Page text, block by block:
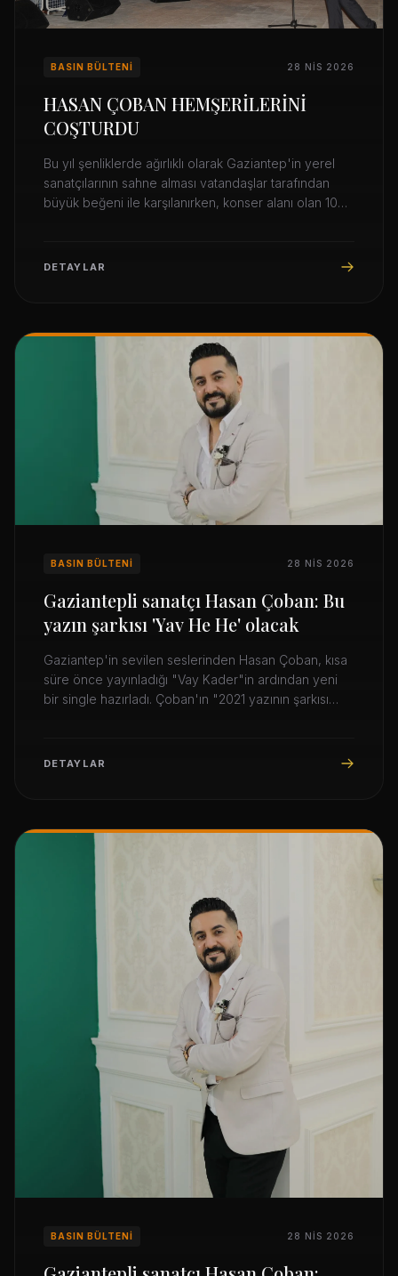
BASIN BÜLTENI 28 NIS 2026
HASAN ÇOBAN HEMŞERİLERİNİ
COŞTURDU
Bu yıl şenliklerde ağırlıklı olarak Gaziantep'in yerel
sanatçılarının sahne alması vatandaşlar tarafından
büyük beğeni ile karşılanırken, konser alanı olan 100.
DETAYLAR
BASIN BÜLTENI 28 NIS 2026
Gaziantepli sanatçı Hasan Çoban: Bu
yazın şarkısı 'Yav He He' olacak
Gaziantep'in sevilen seslerinden Hasan Çoban, kısa
süre önce yayınladığı "Vay Kader"in ardından yeni
bir single hazırladı. Çoban'ın "2021 yazının şarkısı
DETAYLAR
BASIN BÜLTENI 28 NIS 2026